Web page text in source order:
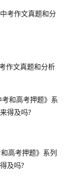
作文真题和分析
高考押题》系列
及吗?